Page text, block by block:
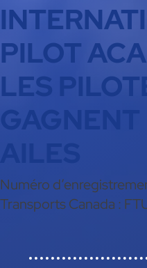
PILOT
LES
Numéro
Transports Canada :